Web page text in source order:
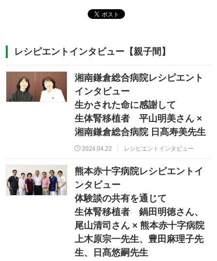
レシピエントインタビュー【親子間】
湘南鎌倉総合病院レシピエント
インタビュー
生かされた命に感謝して
生体腎移植者 平山明美さん ×
湘南鎌倉総合病院 日髙寿美先生
2024.04.22 レシピエントインタビュー
熊本赤十字病院レシピエントイ
ンタビュー
体験談の共有を通じて
生体腎移植者 鍋田明徳さん、
尾山清司さん × 熊本赤十字病院
上木原宗一先生、豊田麻理子先
生、日髙悠嗣先生